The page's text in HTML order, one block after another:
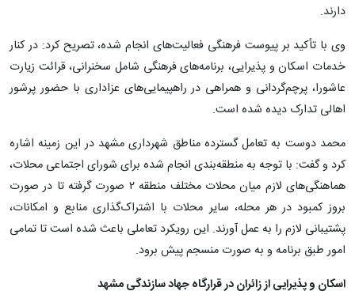
دارند.
وی با تأکید بر پیوست فرهنگی فعالیت‌های انجام شده، تصریح کرد: در کنار
خدمات اسکان و پذیرایی، برنامه‌های فرهنگی شامل سخنرانی، قرائت زیارت
عاشورا، پرچم‌گردانی و همراهی در راهپیمایی‌های عزاداری با حضور پرشور
اهالی تدارک دیده شده است.
محمد دوست به تعامل گسترده مناطق شهرداری مشهد در این زمینه اشاره
کرد و گفت: با توجه به منطقه‌بندی انجام شده برای شورای اجتماعی محلات،
هماهنگی‌های لازم میان محلات مختلف منطقه ۲ صورت گرفته تا در صورت
بروز کمبود در هر محله، سایر محلات با اشتراک‌گذاری منابع و امکانات،
پشتیبانی لازم را به عمل آورند. این رویکرد تعاملی باعث شده است تا تمامی
امور طبق برنامه و به صورت منسجم پیش برود.
اسکان و پذیرایی از زائران در قرارگاه جهاد سازندگی مشهد